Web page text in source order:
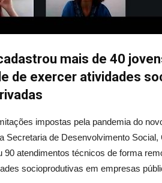
mais de 40
de exercer atividades
impostas pela pandemia do
Secretaria de Desenvolvimento
90 atendimentos técnicos de forma
socioprodutivas em empresas